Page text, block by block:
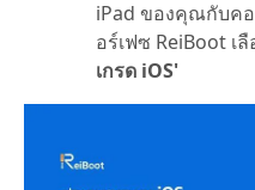
iPad ของคุณกับค
อร์เฟซ ReiBoot เ
เกรด iOS'